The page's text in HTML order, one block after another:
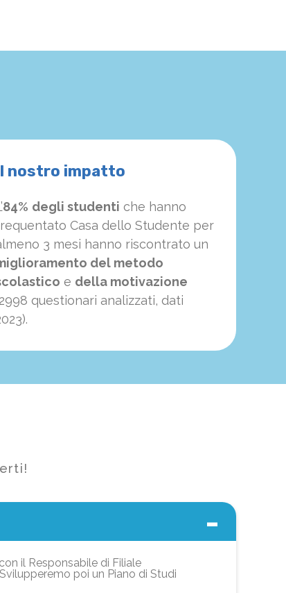
nostro impatto
84% degli studenti che hanno
Casa dello Studente per
3 mesi hanno riscontrato un
del metodo
e della motivazione
questionari analizzati, dati
il Responsabile di Filiale
poi un Piano di Studi